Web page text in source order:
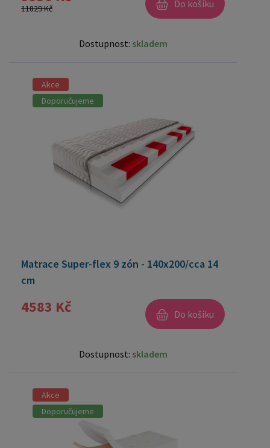
11829 Kč Do košíku
Dostupnost: skladem
Akce
Doporučujeme
Matrace Super-flex 9 zón - 140x200/cca 14
cm
4583 Kč Do košíku
Dostupnost: skladem
Akce
Doporučujeme